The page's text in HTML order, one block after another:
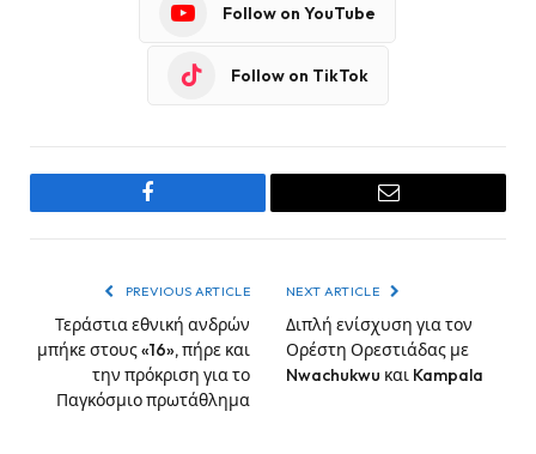
Follow on YouTube
Follow on TikTok
Facebook Email
PREVIOUS ARTICLE
Τεράστια εθνική ανδρών
μπήκε στους «16», πήρε και
την πρόκριση για το
Παγκόσμιο πρωτάθλημα
NEXT ARTICLE
Διπλή ενίσχυση για τον
Ορέστη Ορεστιάδας με
Nwachukwu και Kampala